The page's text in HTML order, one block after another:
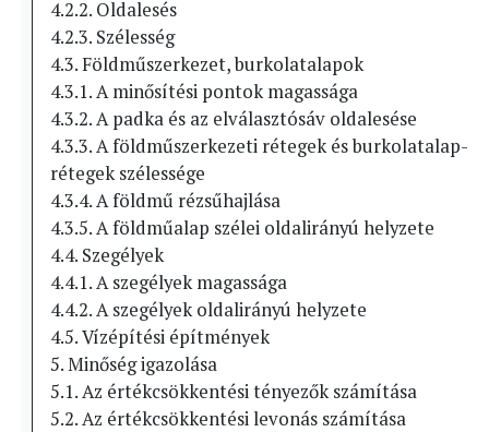
4.2.2. Oldalesés
4.2.3. Szélesség
4.3. Földműszerkezet, burkolatalapok
4.3.1. A minősítési pontok magassága
4.3.2. A padka és az elválasztósáv oldalesése
4.3.3. A földműszerkezeti rétegek és burkolatalap-
rétegek szélessége
4.3.4. A földmű rézsűhajlása
4.3.5. A földműalap szélei oldalirányú helyzete
4.4. Szegélyek
4.4.1. A szegélyek magassága
4.4.2. A szegélyek oldalirányú helyzete
4.5. Vízépítési építmények
5. Minőség igazolása
5.1. Az értékcsökkentési tényezők számítása
5.2. Az értékcsökkentési levonás számítása